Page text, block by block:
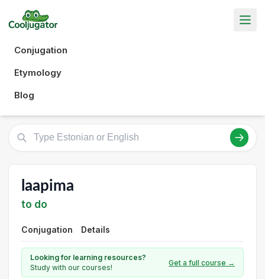
Conjugation
Etymology
Blog
laapima
to do
Conjugation Details
Looking for learning resources?
Study with our courses!
Get a full course →